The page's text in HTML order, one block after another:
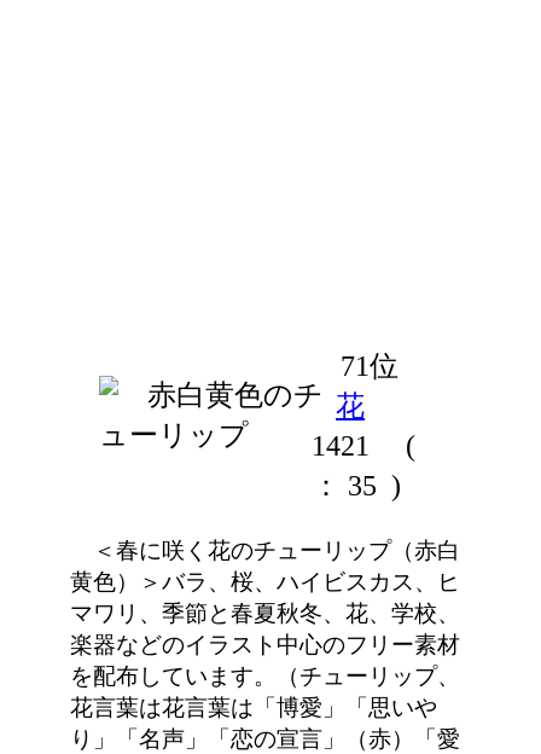
71位
花
1421
(
： 35 )
＜春に咲く花のチューリップ（赤白
黄色）＞バラ、桜、ハイビスカス、ヒ
マワリ、季節と春夏秋冬、花、学校、
楽器などのイラスト中心のフリー素材
を配布しています。（チューリップ、
花言葉は花言葉は「博愛」「思いや
り」「名声」「恋の宣言」（赤）「愛